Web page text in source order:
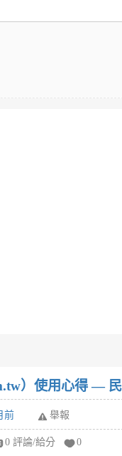
）使用心得 —
前 舉報
0 評論/給分 0